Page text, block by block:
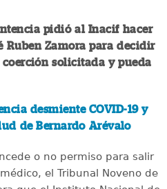
pidió al Inacif hacer
Ruben Zamora para decidir
solicitada y pueda
desmiente COVID-19 y
de Bernardo Arévalo
o no permiso para salir
el Tribunal Noveno de